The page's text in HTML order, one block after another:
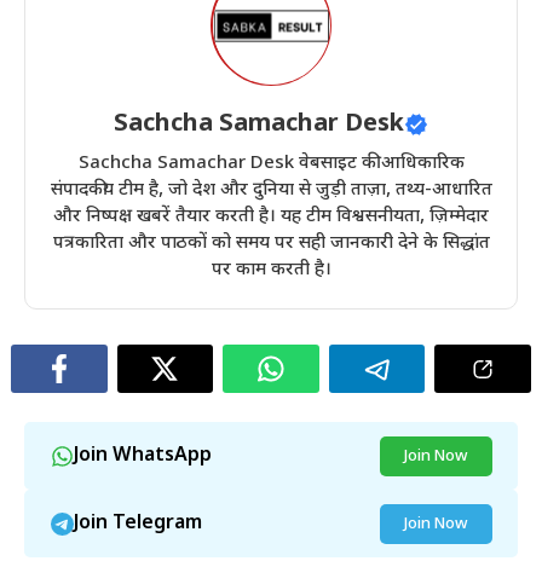
Sachcha Samachar Desk
Sachcha Samachar Desk वेबसाइट की आधिकारिक
संपादकीय टीम है, जो देश और दुनिया से जुड़ी ताज़ा, तथ्य-आधारित
और निष्पक्ष खबरें तैयार करती है। यह टीम विश्वसनीयता, ज़िम्मेदार
पत्रकारिता और पाठकों को समय पर सही जानकारी देने के सिद्धांत
पर काम करती है।
Join WhatsApp Join Now
Join Telegram Join Now